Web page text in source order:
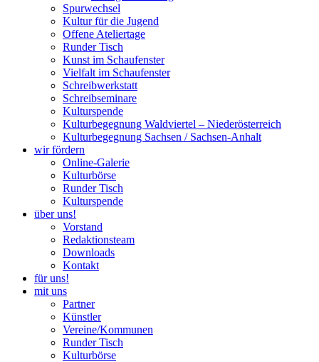
Spurwechsel
Kultur für die Jugend
Offene Ateliertage
Runder Tisch
Kunst im Schaufenster
Vielfalt im Schaufenster
Schreibwerkstatt
Schreibseminare
Kulturspende
Kulturbegegnung Waldviertel – Niederösterreich
Kulturbegegnung Sachsen / Sachsen-Anhalt
wir fördern
Online-Galerie
Kulturbörse
Runder Tisch
Kulturspende
über uns!
Vorstand
Redaktionsteam
Downloads
Kontakt
für uns!
mit uns
Partner
Künstler
Vereine/Kommunen
Runder Tisch
Kulturbörse